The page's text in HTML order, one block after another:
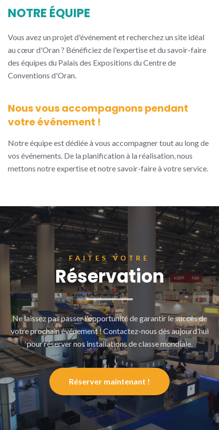
NOTRE ÉQUIPE
Vous avez un projet d'événement et recherchez un site idéal
au cœur d'Oran ? Bénéficiez de l'expertise et du savoir-faire
des équipes du Palais des Expositions du Centre de
Conventions d'Oran.
Nous vous accompagnons pendant
votre événement !
Notre équipe est dédiée à vous accompagner tout au long de
vos événements. De la planification à la réalisation, nous
mettons notre expertise et notre savoir-faire à votre service.
FAITES VOTRE
Réservation
Ne laissez pas passer l'opportunité de garantir le succès de
votre prochain événement ! Contactez-nous dès aujourd'hui
pour réserver nos installations de classe mondiale.
Réserver maintenant !